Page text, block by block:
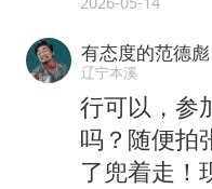
有态度的范德彪
辽宁本溪
行可以，参
吗？随便拍
了兜着走！